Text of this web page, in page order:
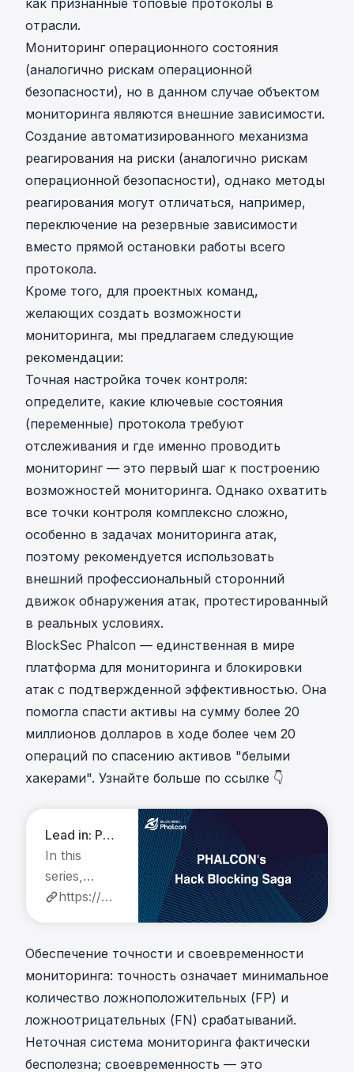
как признанные топовые протоколы в
отрасли.
Мониторинг операционного состояния
(аналогично рискам операционной
безопасности), но в данном случае объектом
мониторинга являются внешние зависимости.
Создание автоматизированного механизма
реагирования на риски (аналогично рискам
операционной безопасности), однако методы
реагирования могут отличаться, например,
переключение на резервные зависимости
вместо прямой остановки работы всего
протокола.
Кроме того, для проектных команд,
желающих создать возможности
мониторинга, мы предлагаем следующие
рекомендации:
Точная настройка точек контроля:
определите, какие ключевые состояния
(переменные) протокола требуют
отслеживания и где именно проводить
мониторинг — это первый шаг к построению
возможностей мониторинга. Однако охватить
все точки контроля комплексно сложно,
особенно в задачах мониторинга атак,
поэтому рекомендуется использовать
внешний профессиональный сторонний
движок обнаружения атак, протестированный
в реальных условиях.
BlockSec Phalcon — единственная в мире
платформа для мониторинга и блокировки
атак с подтвержденной эффективностью. Она
помогла спасти активы на сумму более 20
миллионов долларов в ходе более чем 20
операций по спасению активов "белыми
хакерами". Узнайте больше по ссылке 👇
Lead in: Phalcon's Hack Blocking Saga
In this
series,
explore
Phalcon,
the world's
first crypto
hack
monitoring
and
https://blocksec.com/blog/lead-in-phalcon-s-hack-blocking-saga
Обеспечение точности и своевременности
мониторинга: точность означает минимальное
количество ложноположительных (FP) и
ложноотрицательных (FN) срабатываний.
Неточная система мониторинга фактически
бесполезна; своевременность — это